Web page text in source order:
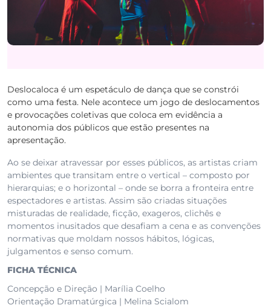
Deslocaloca é um espetáculo de dança que se constrói
como uma festa. Nele acontece um jogo de deslocamentos
e provocações coletivas que coloca em evidência a
autonomia dos públicos que estão presentes na
apresentação.
Ao se deixar atravessar por esses públicos, as artistas criam
ambientes que transitam entre o vertical – composto por
hierarquias; e o horizontal – onde se borra a fronteira entre
espectadores e artistas. Assim são criadas situações
misturadas de realidade, ficção, exageros, clichês e
momentos inusitados que desafiam a cena e as convenções
normativas que moldam nossos hábitos, lógicas,
julgamentos e senso comum.
FICHA TÉCNICA
Concepção e Direção | Marília Coelho
Orientação Dramatúrgica | Melina Scialom